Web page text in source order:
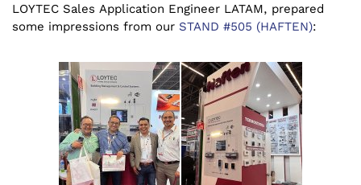
LOYTEC Sales Application Engineer LATAM, prepared
some impressions from our STAND #505 (HAFTEN):